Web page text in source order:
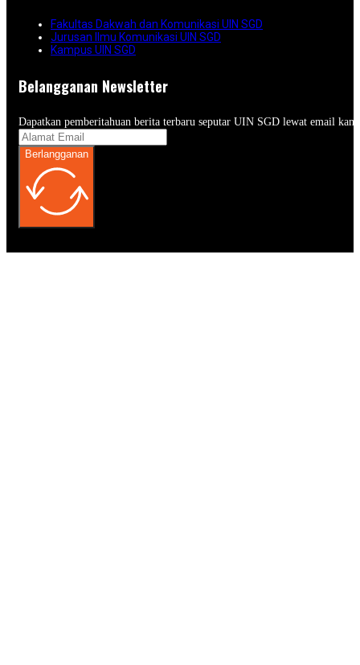
Fakultas Dakwah dan Komunikasi UIN SGD
Jurusan Ilmu Komunikasi UIN SGD
Kampus UIN SGD
Belangganan Newsletter
Dapatkan pemberitahuan berita terbaru seputar UIN SGD lewat email
Berlangganan